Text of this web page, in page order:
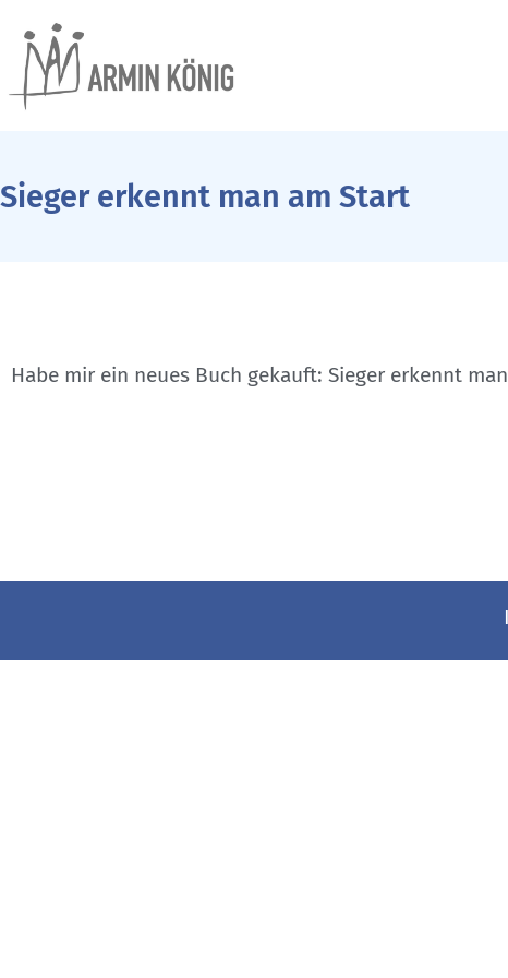
Sieger erkennt man am Start
Habe mir ein neues Buch gekauft: Sieger erkennt